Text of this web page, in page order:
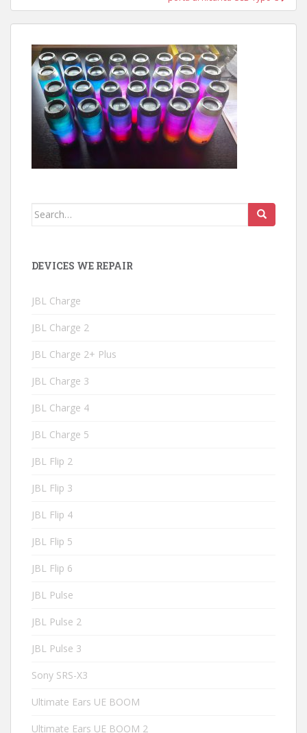
Search
DEVICES WE REPAIR
JBL Charge
JBL Charge 2
JBL Charge 2+ Plus
JBL Charge 3
JBL Charge 4
JBL Charge 5
JBL Flip 2
JBL Flip 3
JBL Flip 4
JBL Flip 5
JBL Flip 6
JBL Pulse
JBL Pulse 2
JBL Pulse 3
Sony SRS-X3
Ultimate Ears UE BOOM
Ultimate Ears UE BOOM 2